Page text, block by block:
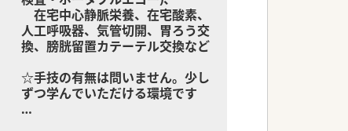
在宅中心静脈栄養、在宅酸素、
人工呼吸器、気管切開、胃ろう交
換、膀胱留置カテーテル交換など
☆手技の有無は問いません。少し
ずつ学んでいただける環境です